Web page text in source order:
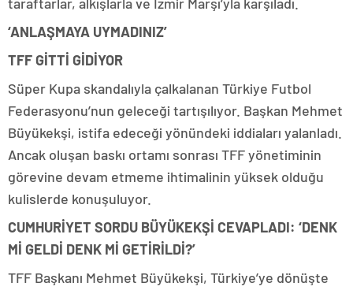
‘ANLAŞMAYA UYMADINIZ’
TFF GİTTİ GİDİYOR
Süper Kupa skandalıyla çalkalanan Türkiye Futbol
Federasyonu’nun geleceği tartışılıyor. Başkan Mehmet
Büyükekşi, istifa edeceği yönündeki iddiaları yalanladı.
Ancak oluşan baskı ortamı sonrası TFF yönetiminin
görevine devam etmeme ihtimalinin yüksek olduğu
kulislerde konuşuluyor.
CUMHURİYET SORDU BÜYÜKEKŞİ CEVAPLADI: ‘DENK
Mİ GELDİ DENK Mİ GETİRİLDİ?’
TFF Başkanı Mehmet Büyükekşi, Türkiye’ye dönüşte